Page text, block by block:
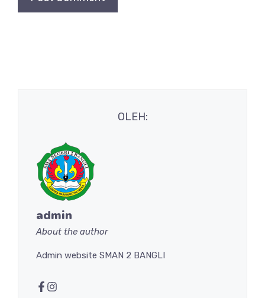
OLEH:
admin
About the author
Admin website SMAN 2 BANGLI